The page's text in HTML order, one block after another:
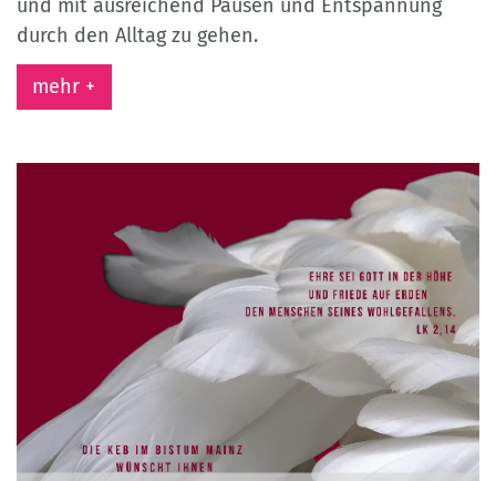
und mit ausreichend Pausen und Entspannung
durch den Alltag zu gehen.
mehr +